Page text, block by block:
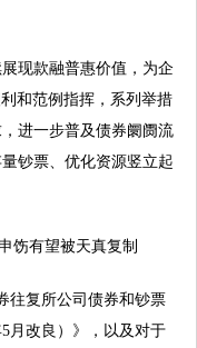
现款融普惠价值，为企
和范例指挥，系列举措
进一步普及债券阛阓流
钞票、优化资源竖立起
饬有望被天真复制
复所公司债券和钞票
月改良）》，以及对于